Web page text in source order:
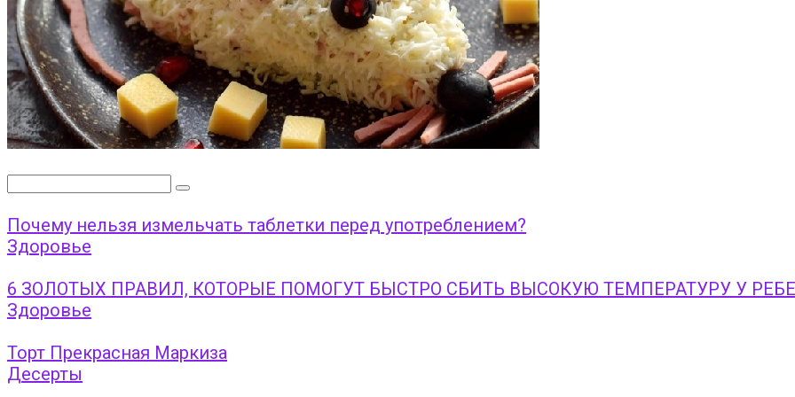
Поиск:
Почему нельзя измельчать таблетки перед употреблением?
Здоровье
6 ЗОЛОТЫХ ПРАВИЛ, КОТОРЫЕ ПОМОГУТ БЫСТРО СБИТЬ ВЫСОКУЮ ТЕМПЕРАТУРУ У
Здоровье
Торт Прекрасная Маркиза
Десерты